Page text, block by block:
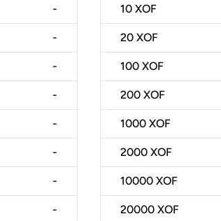
-
-
-
-
-
-
-
-
10 XOF
20 XOF
100 XOF
200 XOF
1000 XOF
2000 XOF
10000 XOF
20000 XOF